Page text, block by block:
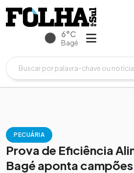
6°C
Bagé
PECUÁRIA
Prova de Eficiência
Bagé aponta campões